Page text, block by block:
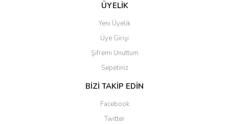
ÜYELİK
Yeni Üyelik
Üye Girişi
Şifremi Unuttum
Sepetiniz
BİZİ TAKİP EDİN
Facebook
Twitter